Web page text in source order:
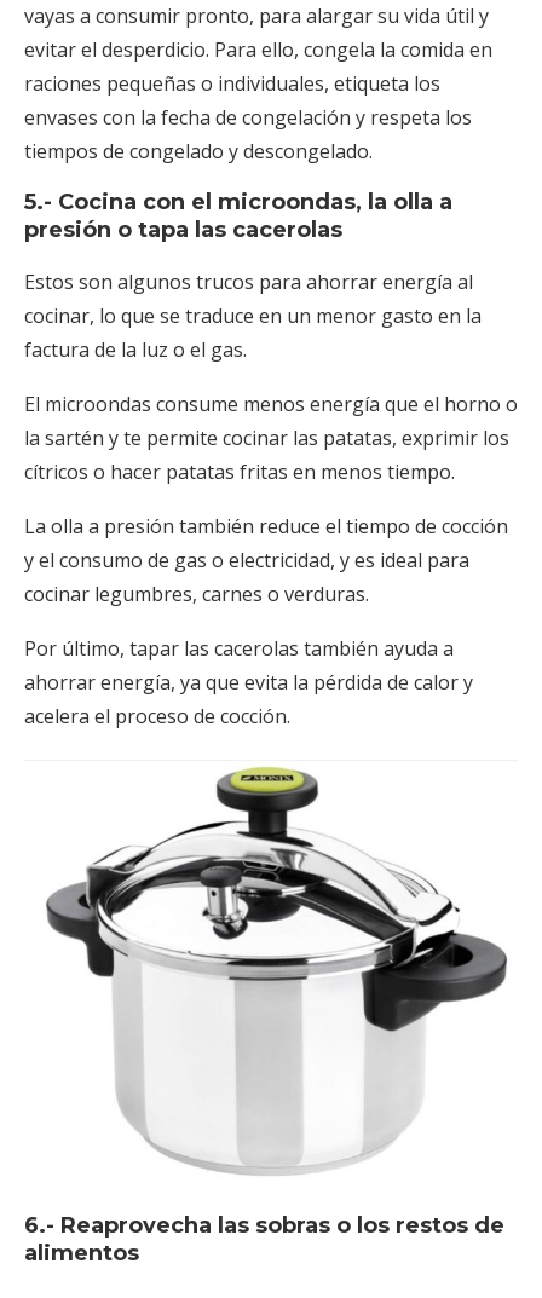
vayas a consumir pronto, para alargar su vida útil y
evitar el desperdicio. Para ello, congela la comida en
raciones pequeñas o individuales, etiqueta los
envases con la fecha de congelación y respeta los
tiempos de congelado y descongelado.
5.- Cocina con el microondas, la olla a
presión o tapa las cacerolas
Estos son algunos trucos para ahorrar energía al
cocinar, lo que se traduce en un menor gasto en la
factura de la luz o el gas.
El microondas consume menos energía que el horno o
la sartén y te permite cocinar las patatas, exprimir los
cítricos o hacer patatas fritas en menos tiempo.
La olla a presión también reduce el tiempo de cocción
y el consumo de gas o electricidad, y es ideal para
cocinar legumbres, carnes o verduras.
Por último, tapar las cacerolas también ayuda a
ahorrar energía, ya que evita la pérdida de calor y
acelera el proceso de cocción.
6.- Reaprovecha las sobras o los restos de
alimentos